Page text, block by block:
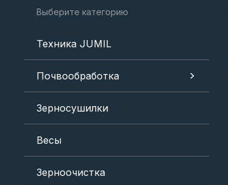
Выберите категорию
Техника JUMIL
Почвообработка
Зерносушилки
Весы
Зерноочистка